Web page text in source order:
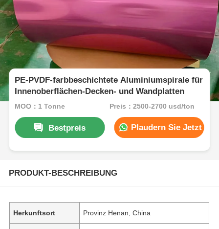
PE-PVDF-farbbeschichtete Aluminiumspirale für
Innenoberflächen-Decken- und Wandplatten
MOQ：1 Tonne Preis：2500-2700 usd/ton
Bestpreis Plaudern Sie Jetzt
PRODUKT-BESCHREIBUNG
Herkunftsort Provinz Henan, China